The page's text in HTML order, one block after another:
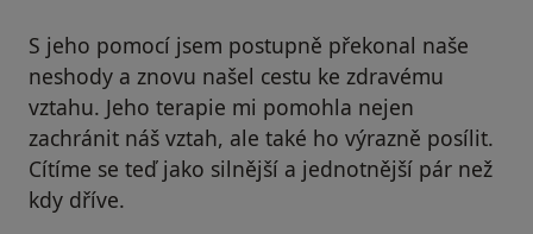
S jeho pomocí jsem postupně překonal naše
neshody a znovu našel cestu ke zdravému
vztahu. Jeho terapie mi pomohla nejen
zachránit náš vztah, ale také ho výrazně posílit.
Cítíme se teď jako silnější a jednotnější pár než
kdy dříve.